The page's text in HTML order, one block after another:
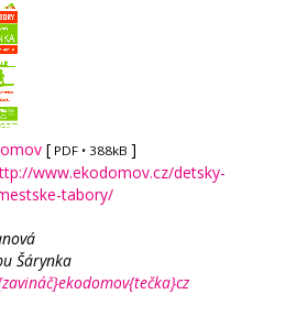
[ PDF • 388kB ]
www.ekodomov.cz/detsky-
tabory/
Šárynka